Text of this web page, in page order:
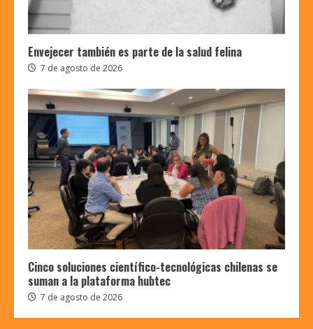
Envejecer también es parte de la salud felina
7 de agosto de 2026
Cinco soluciones científico-tecnológicas chilenas se
suman a la plataforma hubtec
7 de agosto de 2026